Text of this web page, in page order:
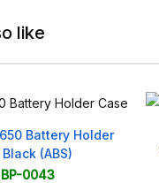
like
Battery Holder
Robotics